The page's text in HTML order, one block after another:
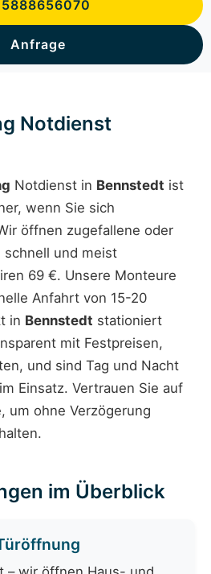
Anfrage
Notdienst
Notdienst in Bennstedt ist
wenn Sie sich
öffnen zugefallene oder
schnell und meist
69 €. Unsere Monteure
Anfahrt von 15-20
in Bennstedt stationiert
mit Festpreisen,
und sind Tag und Nacht
Einsatz. Vertrauen Sie auf
um ohne Verzögerung
im Überblick